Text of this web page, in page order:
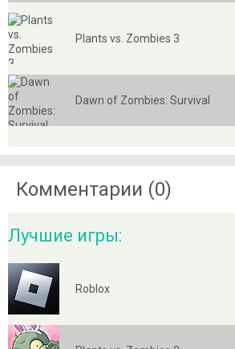
Plants vs. Zombies 3
Dawn of Zombies: Survival
Комментарии (0)
Лучшие игры:
Roblox